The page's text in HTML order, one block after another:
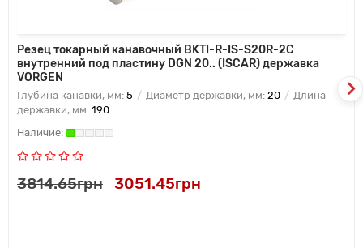
Резец токарный канавочный BKTI-R-IS-S20R-2C
внутренний под пластину DGN 20.. (ISCAR) державка
VORGEN
Глубина канавки, мм: 5 Диаметр державки, мм: 20
Длина
державки, мм: 190
3814.65грн 3051.45грн